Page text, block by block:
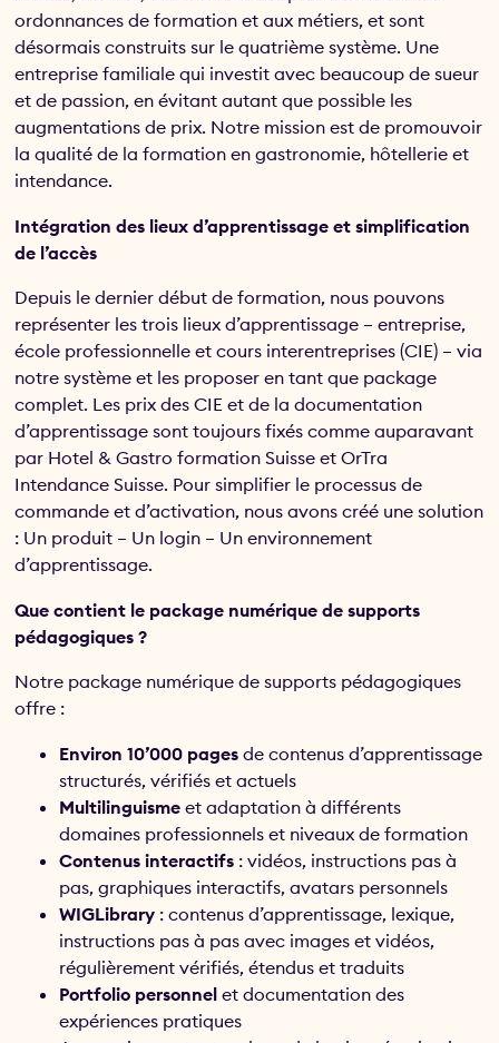
ordonnances de formation et aux métiers, et sont
désormais construits sur le quatrième système. Une
entreprise familiale qui investit avec beaucoup de sueur
et de passion, en évitant autant que possible les
augmentations de prix. Notre mission est de promouvoir
la qualité de la formation en gastronomie, hôtellerie et
intendance.
Intégration des lieux d’apprentissage et simplification
de l’accès
Depuis le dernier début de formation, nous pouvons
représenter les trois lieux d’apprentissage – entreprise,
école professionnelle et cours interentreprises (CIE) – via
notre système et les proposer en tant que package
complet. Les prix des CIE et de la documentation
d’apprentissage sont toujours fixés comme auparavant
par Hotel & Gastro formation Suisse et OrTra
Intendance Suisse. Pour simplifier le processus de
commande et d’activation, nous avons créé une solution
: Un produit – Un login – Un environnement
d’apprentissage.
Que contient le package numérique de supports
pédagogiques ?
Notre package numérique de supports pédagogiques
offre :
Environ 10’000 pages de contenus d’apprentissage
structurés, vérifiés et actuels
Multilinguisme et adaptation à différents
domaines professionnels et niveaux de formation
Contenus interactifs : vidéos, instructions pas à
pas, graphiques interactifs, avatars personnels
WIGLibrary : contenus d’apprentissage, lexique,
instructions pas à pas avec images et vidéos,
régulièrement vérifiés, étendus et traduits
Portfolio personnel et documentation des
expériences pratiques